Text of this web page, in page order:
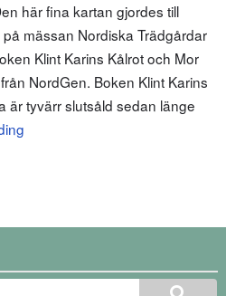
här fina kartan gjordes till
mässan Nordiska Trädgårdar
Klint Karins Kålrot och Mor
NordGen. Boken Klint Karins
är tyvärr slutsåld sedan länge